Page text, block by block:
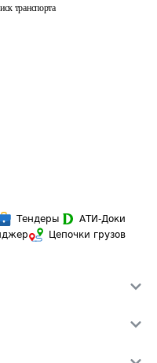
транспорта
Тендеры
АТИ-Доки
Цепочки грузов